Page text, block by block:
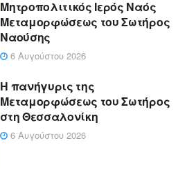
Μητροπολιτικός Ιερός Ναός
Μεταμορφώσεως του Σωτήρος
Ναούσης
6 Αυγούστου 2026
Η πανήγυρις της
Μεταμορφώσεως του Σωτήρος
στη Θεσσαλονίκη
6 Αυγούστου 2026